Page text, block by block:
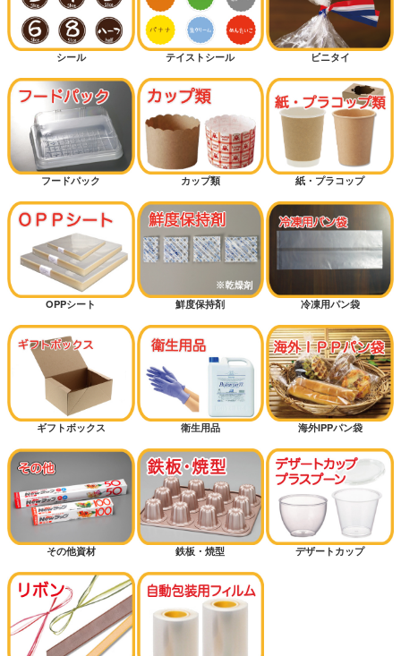
シール テイストシール ビニタイ
フードパック カップ類 紙・プラコップ
OPPシート 鮮度保持剤 冷凍用パン袋
ギフトボックス 衛生用品 海外IPPパン袋
その他資材 鉄板・焼型 デザートカップ